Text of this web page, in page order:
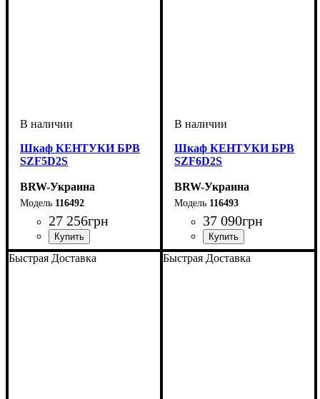
Шкаф КЕНТУКИ БРВ
SZF5D2S
BRW-Украина
116492
27 256грн
ширина, мм: 1595
высота, мм: 2250
глубина, мм: 610
Шкаф КЕНТУКИ БРВ
SZF6D2S
BRW-Украина
116493
37 090грн
ширина, мм: 2275
высота, мм: 2250
глубина, мм: 610
Быстрая Доставка Быстрая Доставка